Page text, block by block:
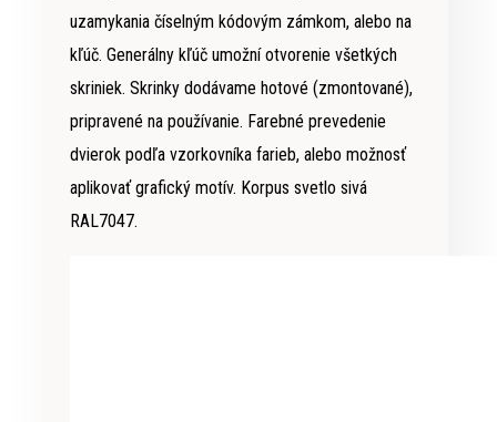
uzamykania číselným kódovým zámkom, alebo na
kľúč. Generálny kľúč umožní otvorenie všetkých
skriniek. Skrinky dodávame hotové (zmontované),
pripravené na používanie. Farebné prevedenie
dvierok podľa vzorkovníka farieb, alebo možnosť
aplikovať grafický motív. Korpus svetlo sivá
RAL7047.